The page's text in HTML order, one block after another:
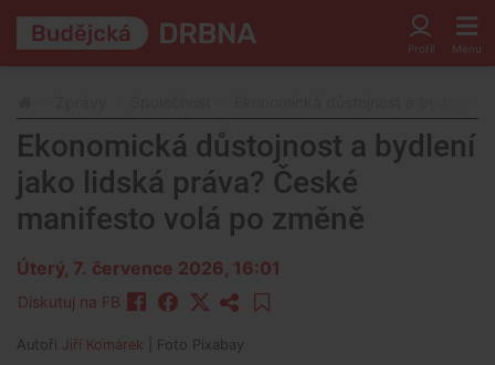
Ekonomická důstojnost a bydlení
jako lidská práva? České
manifesto volá po změně
Úterý, 7. července 2026, 16:01
Diskutuj na FB
Autoři Jiří Komárek | Foto Pixabay